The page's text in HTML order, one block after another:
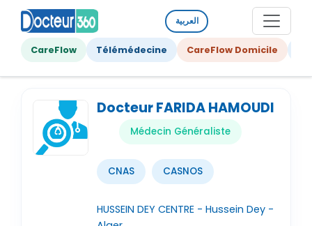
العربية
CareFlow Télémédecine CareFlow Domicile
Docteur FARIDA HAMOUDI
Médecin Généraliste
CNAS CASNOS
HUSSEIN DEY CENTRE - Hussein Dey -